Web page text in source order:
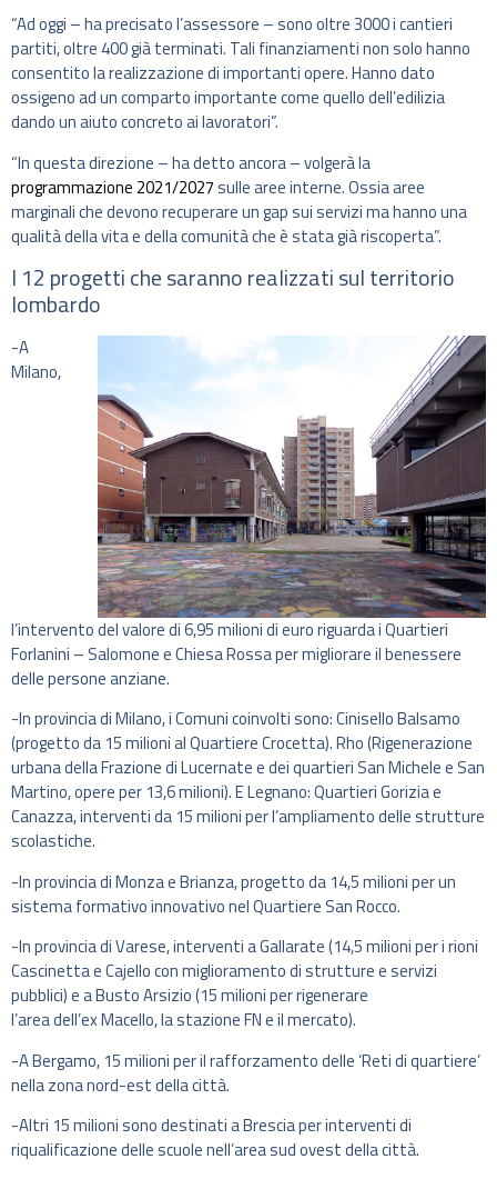
“Ad oggi – ha precisato l’assessore – sono oltre 3000 i cantieri
partiti, oltre 400 già terminati. Tali finanziamenti non solo hanno
consentito la realizzazione di importanti opere. Hanno dato
ossigeno ad un comparto importante come quello dell’edilizia
dando un aiuto concreto ai lavoratori”.
“In questa direzione – ha detto ancora – volgerà la
programmazione 2021/2027sulle aree interne. Ossia aree
marginali che devono recuperare un gap sui servizi ma hanno una
qualità della vita e della comunità che è stata già riscoperta”.
I 12 progetti che saranno realizzati sul territorio
lombardo
-A
Milano,
l’intervento del valore di 6,95 milioni di euro riguarda i Quartieri
Forlanini – Salomone e Chiesa Rossa per migliorare il benessere
delle persone anziane.
-In provincia di Milano, i Comuni coinvolti sono: Cinisello Balsamo
(progetto da 15 milioni al Quartiere Crocetta). Rho (Rigenerazione
urbana della Frazione di Lucernate e dei quartieri San Michele e San
Martino, opere per 13,6 milioni). E Legnano: Quartieri Gorizia e
Canazza, interventi da 15 milioni per l’ampliamento delle strutture
scolastiche.
-In provincia di Monza e Brianza, progetto da 14,5 milioni per un
sistema formativo innovativo nel Quartiere San Rocco.
-In provincia di Varese, interventi a Gallarate (14,5 milioni per i rioni
Cascinetta e Cajello con miglioramento di strutture e servizi
pubblici) e a Busto Arsizio (15 milioni per rigenerare
l’area dell’ex Macello, la stazione FN e il mercato).
-A Bergamo, 15 milioni per il rafforzamento delle ‘Reti di quartiere’
nella zona nord-est della città.
-Altri 15 milioni sono destinati a Brescia per interventi di
riqualificazione delle scuole nell’area sud ovest della città.